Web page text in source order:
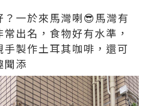
一於來馬灣喇😎馬灣有
出名，食物好有水準，
製作土耳其咖啡，還可
聞添